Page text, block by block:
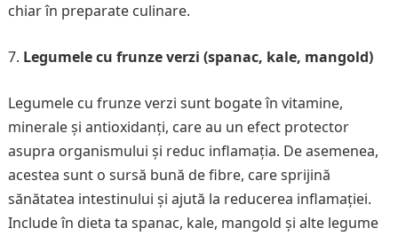
chiar în preparate culinare.
Legumele cu frunze verzi (spanac, kale, mangold)
Legumele cu frunze verzi sunt bogate în vitamine,
minerale și antioxidanți, care au un efect protector
asupra organismului și reduc inflamația. De asemenea,
acestea sunt o sursă bună de fibre, care sprijină
sănătatea intestinului și ajută la reducerea inflamației.
Include în dieta ta spanac, kale, mangold și alte legume